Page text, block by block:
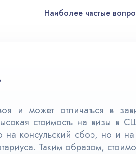
Наиболее частые
и может отличаться в
стоимость на визы в
консульский сбор, но и
Таким образом,